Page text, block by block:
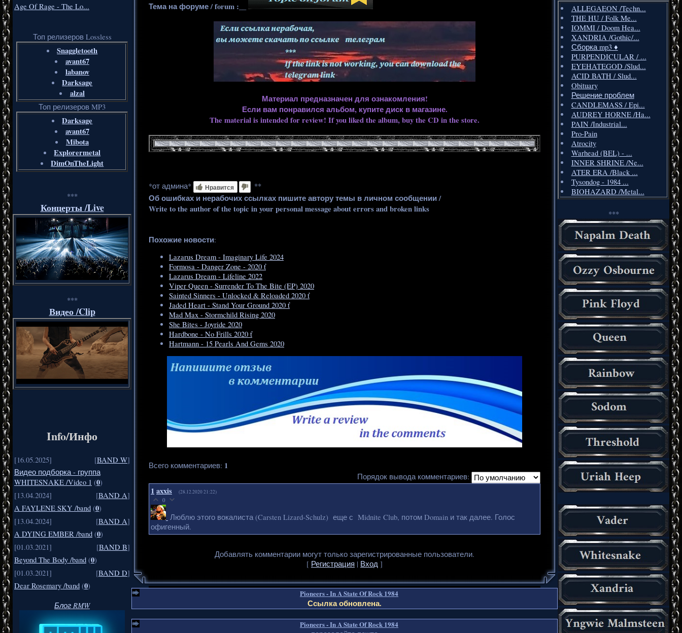
Age Of Rage - The Lo...
Топ релизеров Lossless
Snaggletooth
avant67
labanov
Darksage
alzal
Топ релизеров MP3
Darksage
avant67
Mibota
Explorermetal
DimOnTheLight
***
Концерты /Live
***
Видео /Clip
Info/Инфо
[16.05.2025] [BAND W]
Видео подборка - группа
WHITESNAKE /Video 1 (0)
[13.04.2024]
[BAND A]
A FAYLENE SKY /band (0)
[13.04.2024]
[BAND A]
A DYING EMBER /band (0)
[01.03.2021]
[BAND B]
Beyond The Body /band (0)
[01.03.2021]
[BAND D]
Dear Rosemary /band (0)
Блог RMW
Тема на форуме / forum :__
Материал предназначен для ознакомления!
Если вам понравился альбом, купите диск в магазине.
The material is intended for review! If you liked the album, buy the CD in the store.
*от админа* Нравится **
Об ошибках и нерабочих ссылках пишите автору темы в личном сообщении /
Write to the author of the topic in your personal message about errors and broken links
Похожие новости:
Lazarus Dream - Imaginary Life 2024
Formosa - Danger Zone - 2020 ť
Lazarus Dream - Lifeline 2022
Viper Queen - Surrender To The Bite (EP) 2020
Sainted Sinners - Unlocked & Reloaded 2020 ť
Jaded Heart - Stand Your Ground 2020 ť
Mad Max - Stormchild Rising 2020
She Bites - Joyride 2020
Hardbone - No Frills 2020 ť
Hartmann - 15 Pearls And Gems 2020
Всего комментариев: 1
Порядок вывода комментариев:
1axxis (28.12.2020 21:22)
0
Люблю этого вокалиста (Carsten Lizard-Schulz) еще с Midnite Club, потом Domain и так далее. Голос
офигенный.
Добавлять комментарии могут только зарегистрированные пользователи.
[ Регистрация | Вход ]
Pioneers - In A State Of Rock 1984
Ссылка обновлена.
Pioneers - In A State Of Rock 1984
ALLEGAEON /Techn...
THE HU / Folk Me...
IOMMI / Doom Hea...
XANDRIA /Gothic/...
Сборка mp3 ♦️
PURPENDICULAR / ...
EYEHATEGOD /Slud...
ACID BATH / Slud...
Obituary
Решение проблем
CANDLEMASS / Epi...
AUDREY HORNE /Ha...
PAIN /Industrial...
Pro-Pain
Atrocity
Warhead (BEL) - ...
INNER SHRINE /Ne...
ATER ERA /Black ...
Tysondog - 1984 ...
BIOHAZARD /Metal...
***